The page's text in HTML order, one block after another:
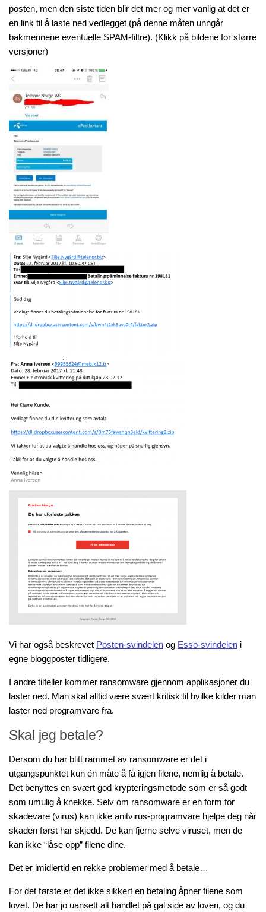
posten, men den siste tiden blir det mer og mer vanlig at det er
en link til å laste ned vedlegget (på denne måten unngår
bakmennene eventuelle SPAM-filtre). (Klikk på bildene for større
versjoner)
Vi har også beskrevet Posten-svindelen og Esso-svindelen i
egne bloggposter tidligere.
I andre tilfeller kommer ransomware gjennom applikasjoner du
laster ned. Man skal alltid være svært kritisk til hvilke kilder man
laster ned programvare fra.
Skal jeg betale?
Dersom du har blitt rammet av ransomware er det i
utgangspunktet kun én måte å få igjen filene, nemlig å betale.
Det benyttes en svært god krypteringsmetode som er så godt
som umulig å knekke. Selv om ransomware er en form for
skadevare (virus) kan ikke anitvirus-programvare hjelpe deg når
skaden først har skjedd. De kan fjerne selve viruset, men de
kan ikke “låse opp” filene dine.
Det er imidlertid en rekke problemer med å betale…
For det første er det ikke sikkert en betaling åpner filene som
lovet. De har jo uansett alt handlet på gal side av loven, og du